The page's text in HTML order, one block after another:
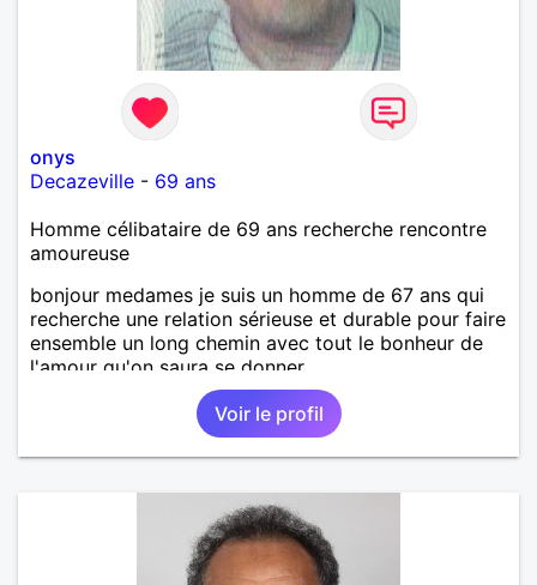
onys
Decazeville - 69 ans
Homme célibataire de 69 ans recherche rencontre
amoureuse
bonjour medames je suis un homme de 67 ans qui
recherche une relation sérieuse et durable pour faire
ensemble un long chemin avec tout le bonheur de
l'amour qu'on saura se donner.
Voir le profil